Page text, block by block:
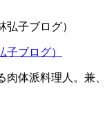
ブログ）
体派料理人。兼、